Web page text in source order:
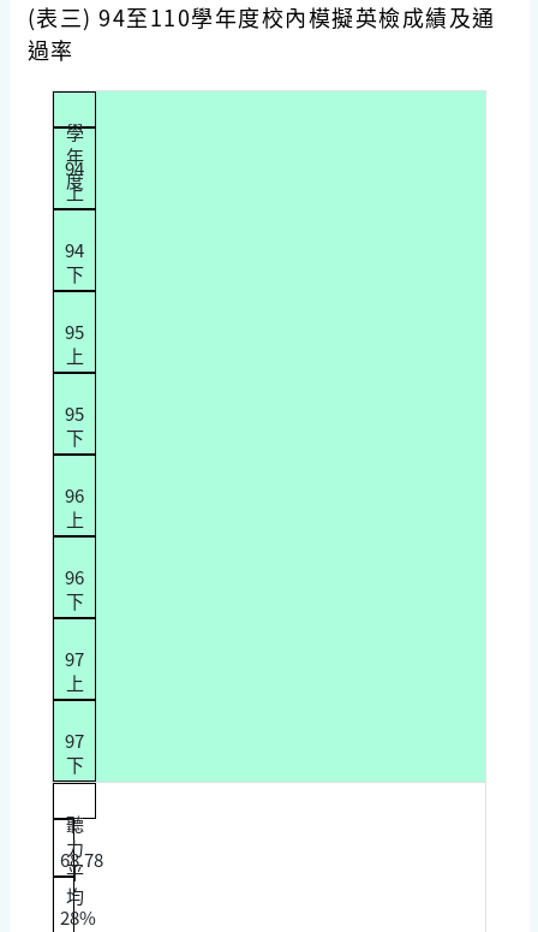
(表三) 94至110學年度校內模擬英檢成績及通
過率
學
年
度
94
上
94
下
95
上
95
下
96
上
96
下
97
上
97
下
聽
力
平
均
68.78
28%